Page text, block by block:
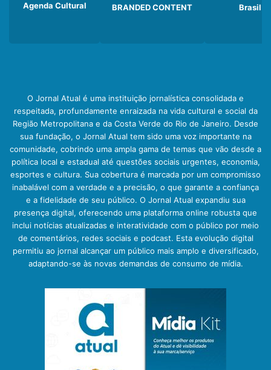
Agenda Cultural BRANDED CONTENT Brasil
O Jornal Atual é uma instituição jornalística consolidada e
respeitada, profundamente enraizada na vida cultural e social da
Região Metropolitana e da Costa Verde do Rio de Janeiro. Desde
sua fundação, o Jornal Atual tem sido uma voz importante na
comunidade, cobrindo uma ampla gama de temas que vão desde a
política local e estadual até questões sociais urgentes, economia,
esportes e cultura. Sua cobertura é marcada por um compromisso
inabalável com a verdade e a precisão, o que garante a confiança
e a fidelidade de seu público. O Jornal Atual expandiu sua
presença digital, oferecendo uma plataforma online robusta que
inclui notícias atualizadas e interatividade com o público por meio
de comentários, redes sociais e podcast. Esta evolução digital
permitiu ao jornal alcançar um público mais amplo e diversificado,
adaptando-se às novas demandas de consumo de mídia.